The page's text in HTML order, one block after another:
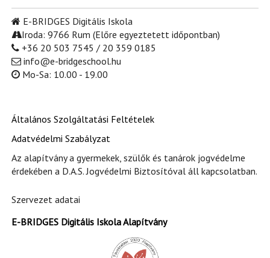
E-BRIDGES Digitális Iskola
Iroda: 9766 Rum (Előre egyeztetett időpontban)
+36 20 503 7545 / 20 359 0185
info@e-bridgeschool.hu
Mo-Sa: 10.00 - 19.00
Általános Szolgáltatási Feltételek
Adatvédelmi Szabályzat
Az alapítvány a gyermekek, szülők és tanárok jogvédelme
érdekében a D.A.S. Jogvédelmi Biztosítóval áll kapcsolatban.
Szervezet adatai
E-BRIDGES Digitális Iskola Alapítvány